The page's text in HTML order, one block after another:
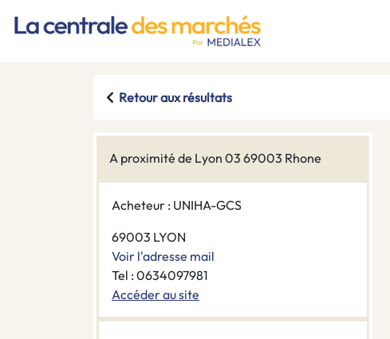
Retour aux résultats
A proximité de Lyon 03 69003 Rhone
Acheteur : UNIHA-GCS
69003 LYON
Voir l'adresse mail
Tel : 0634097981
Accéder au site